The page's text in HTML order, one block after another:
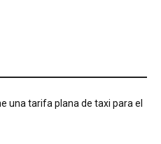
una tarifa plana de taxi para el